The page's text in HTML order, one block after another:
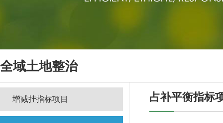
全域土地整治
增减挂指标项目 占补平衡指标